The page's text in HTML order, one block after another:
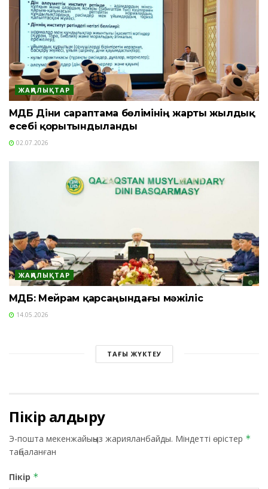
ЖАҢАЛЫҚТАР
ҚМДБ Діни сараптама бөлімінің жарты жылдық
есебі қорытындыланды
02.07.2026
ЖАҢАЛЫҚТАР
ҚМДБ: Мейрам қарсаңындағы мәжіліс
14.05.2026
ТАҒЫ ЖҮКТЕУ
Пікір қалдыру
Э-пошта мекенжайыңыз жарияланбайды. Міндетті өрістер *
таңбаланған
Пікір *